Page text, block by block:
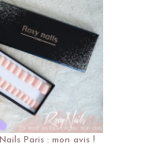
Paris : mon avis !